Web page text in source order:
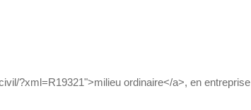
?xml=R19321">milieu ordinaire</a>, en entreprise